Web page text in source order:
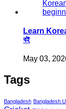
Learn
বই
May 03,
Tags
Bangladesh Bangladesh